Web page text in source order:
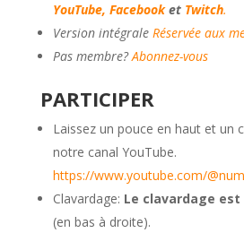
YouTube, Facebooket Twitch.
Version intégrale Réservée aux
Pas membre?Abonnez-vous
PARTICIPER
Laissez un pouce en haut et un
notre canal YouTube.
https://www.youtube.com/
Clavardage: Le clavardage
(en bas à droite).